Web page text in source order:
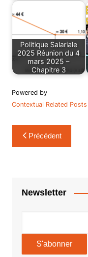
Politique Salariale
2025 Réunion du 4
mars 2025 –
Chapitre 3
Powered by
Contextual Related Posts
Navigation
de
Précédent
Newsletter